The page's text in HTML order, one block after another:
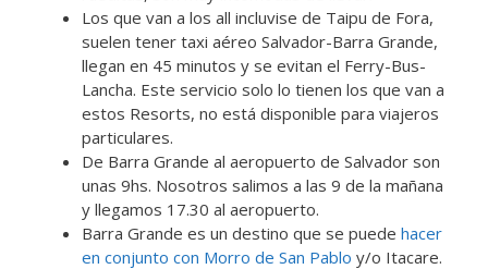
Los que van a los all incluvise de Taipu de Fora,
suelen tener taxi aéreo Salvador-Barra Grande,
llegan en 45 minutos y se evitan el Ferry-Bus-
Lancha. Este servicio solo lo tienen los que van a
estos Resorts, no está disponible para viajeros
particulares.
De Barra Grande al aeropuerto de Salvador son
unas 9hs. Nosotros salimos a las 9 de la mañana
y llegamos 17.30 al aeropuerto.
Barra Grande es un destino que se puede hacer
en conjunto con Morro de San Pablo y/o Itacare.